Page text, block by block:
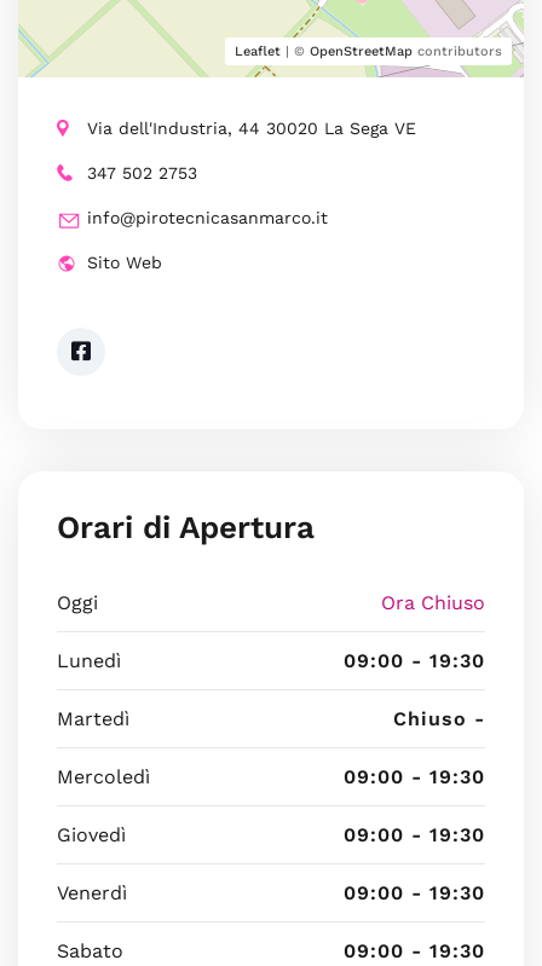
Leaflet | © OpenStreetMap contributors
Via dell'Industria, 44 30020 La Sega VE
347 502 2753
info@pirotecnicasanmarco.it
Sito Web
Orari di Apertura
Oggi Ora Chiuso
Lunedì 09:00 - 19:30
Martedì Chiuso -
Mercoledì 09:00 - 19:30
Giovedì 09:00 - 19:30
Venerdì 09:00 - 19:30
Sabato 09:00 - 19:30